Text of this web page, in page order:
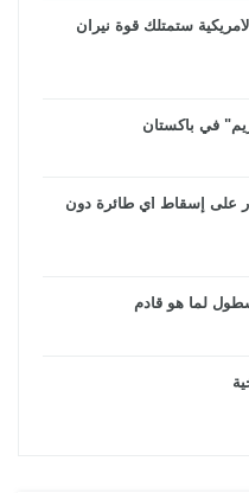
ستمتلك قوة نيران
في باكستان
على إسقاط أي طائرة دون
لما هو قادم